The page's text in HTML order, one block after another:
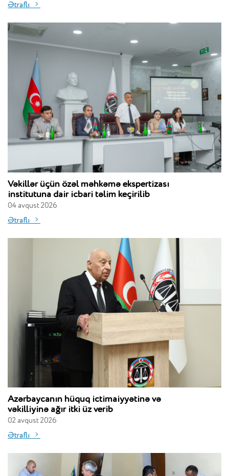
Ətraflı
Vəkillər üçün özəl məhkəmə ekspertizası
institutuna dair icbari təlim keçirilib
04 avqust 2026
Ətraflı
Azərbaycanın hüquq ictimaiyyətinə və
vəkilliyinə ağır itki üz verib
02 avqust 2026
Ətraflı